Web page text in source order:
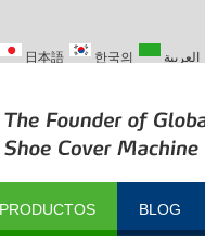
日本語 한국의 العربية
PRODUCTOS BLOG